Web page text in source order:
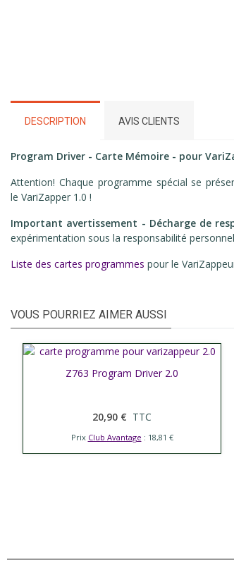
DESCRIPTION AVIS CLIENTS
Program Driver - Carte Mémoire - pour
Attention! Chaque programme spécial se
le VariZapper 1.0 !
Important avertissement - Décharge de
expérimentation sous la responsabilité
Liste des cartes programmes pour le
VOUS POURRIEZ AIMER AUSSI
Afficher plus
Z763 Program Driver 2.0
20,90 € TTC
Prix Club Avantage : 18,81 €